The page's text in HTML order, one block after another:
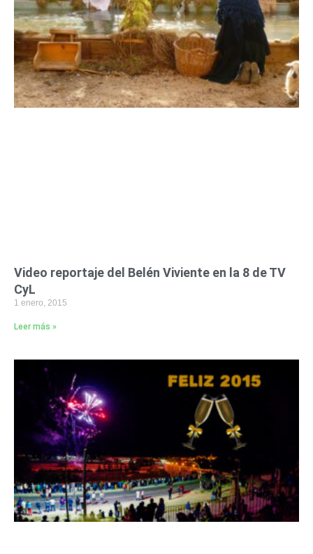
Video reportaje del Belén Viviente en la 8 de TV
CyL
1 enero, 2015
Leer más »